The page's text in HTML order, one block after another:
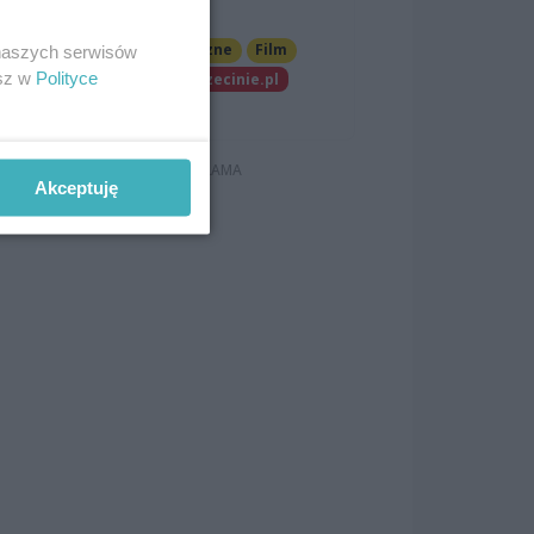
i
Imprezy cykliczne
Film
Patronat wSzczecinie.pl
serwisów
w Polityce
Akceptuję